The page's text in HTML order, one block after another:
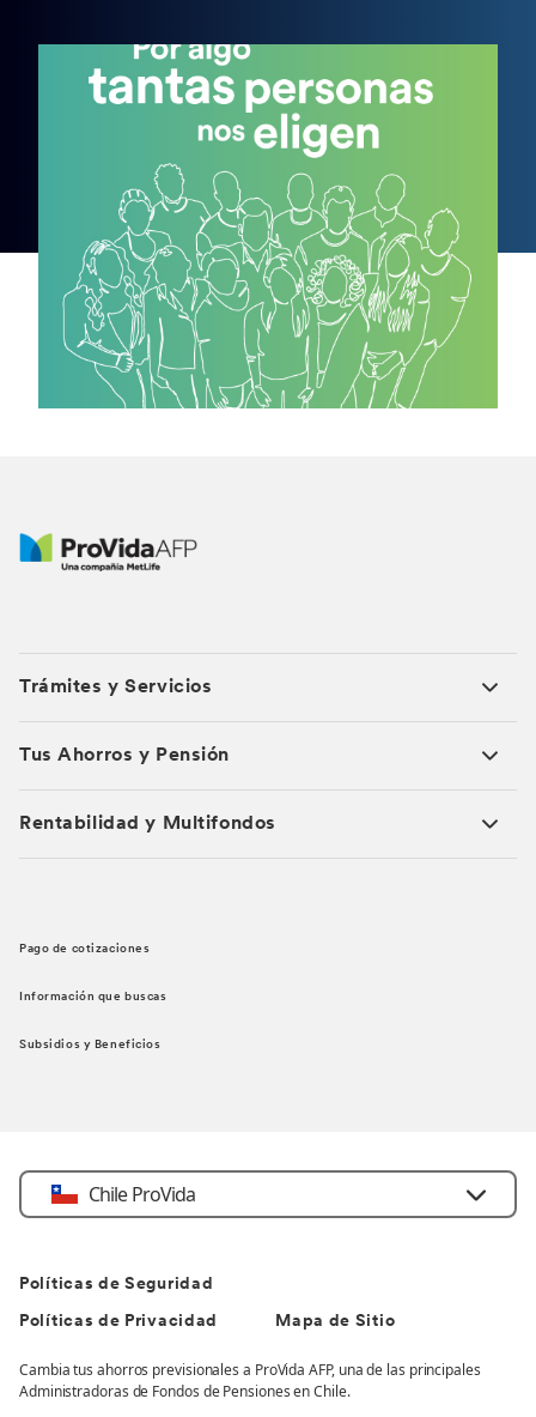
Trámites y Servicios
Tus Ahorros y Pensión
Rentabilidad y Multifondos
Pago de cotizaciones
Información que buscas
Subsidios y Beneficios
Chile ProVida
Políticas de Seguridad
Políticas de Privacidad Mapa de Sitio
Cambia tus ahorros previsionales a ProVida AFP, una de las principales
Administradoras de Fondos de Pensiones en Chile.